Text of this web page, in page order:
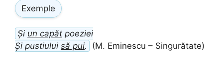
Exemple
Și un capăt poeziei
Și pustiului să pui. (M. Eminescu – Singurătate)